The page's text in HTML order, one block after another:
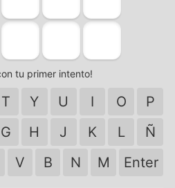
tu primer intento!
T Y U I O
P
G H J K L
Ñ
V B N M Enter